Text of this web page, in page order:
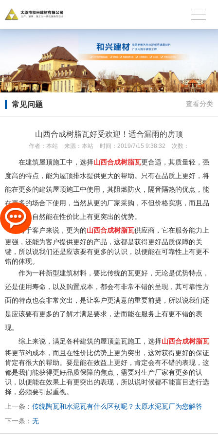
常见问题 查看分类
山西合成树脂瓦好受欢迎！适合漏雨的房顶
作者： 本站 来源： 本站 时间： 2019/7/15 9:38:32 次数：
在建筑屋顶施工中，选择山西合成树脂瓦更合适，其质量轻，强
度高的特点，能为屋顶排水提供更大的帮助。只有在品质上更好，将
能在更多的建筑屋顶施工中使用，其阻燃防火，隔音隔热的优点，能
在更多的场合下使用，当然从更的厂家采购，不但价格实惠，而且品
质过硬，自然能在性价比上有更突出的优势。
对于客户来说，更为的山西合成树脂瓦供应商，它在服务能力上
更强，还能为客户提供更好的产品，这都是获得更好品质保障的关
键，所以说我们还是应该要有更多的认识，以便能在可靠性上有更不
错的体现。
作为一种新型建筑材料，要比传统的瓦更好，无论是优势特点，
还是使用寿命，以及购置成本，都会有非常不错的呈现，其可靠性方
面的特点也会非常突出，是让客户更满意的重要前提，所以说我们还
是应该要有更多的了解才满足要求，进而能在服务上有更不错的表
现。
综上来说，满足各种建筑的屋顶盖瓦施工，选择山西合成树脂瓦
将更节约成本，而且在性价比优势上更为突出，这对获得更好的保证
肯定有很大的帮助。要是能在效益上更好，肯定会有不错的表现，这
都是我们能获得更好品质保障的焦点，需要对生产厂家有更多的认
识，以便能在效果上有更突出的表现，所以说时候都不能盲目进行选
择，必须要引起重视。
上一条： 传统陶瓦和水泥瓦有什么区别呢？太原水泥瓦厂为您解答
下一条： 无